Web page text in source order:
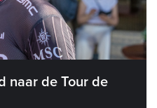
naar de Tour de